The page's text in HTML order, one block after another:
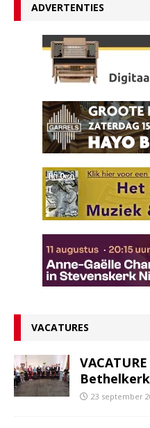
ADVERTENTIES
VACATURES
23 september